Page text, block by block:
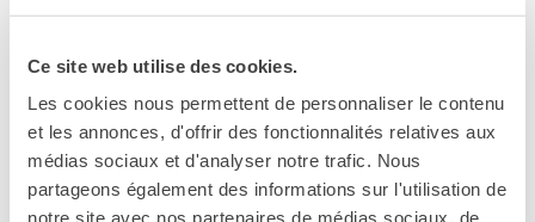
Ce site web utilise des cookies.
Les cookies nous permettent de personnaliser le contenu
et les annonces, d'offrir des fonctionnalités relatives aux
médias sociaux et d'analyser notre trafic. Nous
partageons également des informations sur l'utilisation de
notre site avec nos partenaires de médias sociaux, de
Étudier en France
Soggiorni linguistici in
Francia
KULTUR ENSEMBLE
PALERME
Atelier Panormos - La
31 mai 2024
Via Paolo Gili, 4
Palermo
31 maggio 2024, 00.00 / Cinema De Seta